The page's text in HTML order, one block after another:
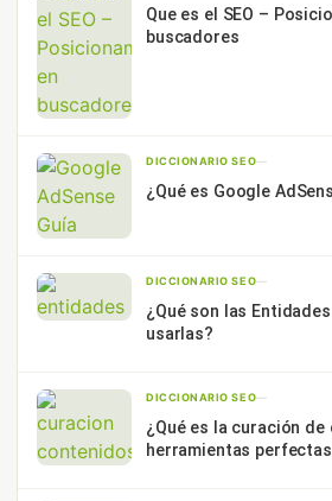
Que es el SEO –
buscadores
DICCIONARIO SEO—
¿Qué es Google
DICCIONARIO SEO—
¿Qué son las
usarlas?
DICCIONARIO SEO—
¿Qué es la curación
herramientas perfectas